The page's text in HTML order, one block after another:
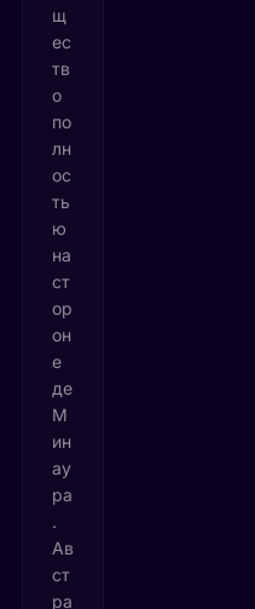
щ
ес
тв
о
по
лн
ос
ть
ю
на
ст
ор
он
е
де
М
ин
ау
ра
.
Ав
ст
ра